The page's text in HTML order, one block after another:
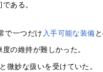
ある。
で一つだけ 入手可能な装備
の維持が難しかった。
微妙な扱いを受けていた。